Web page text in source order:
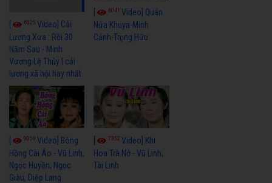
6325 Video] Cải
Lương Xưa : Rồi 30
Năm Sau - Minh
Vương Lệ Thủy | cải
lương xã hội hay nhất
6041Video] Quán
Nửa Khuya-Minh
Cảnh-Trọng Hữu
9059 Video] Bông
Hồng Cài Áo - Vũ Linh,
Ngọc Huyền, Ngọc
Giàu, Diệp Lang
7352Video] Khi
Hoa Trà Nở - Vũ Linh,
Tài Linh